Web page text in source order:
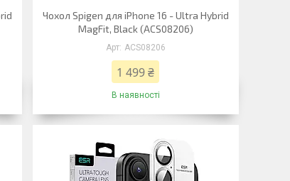
Чохол Spigen для iPhone 16 - Ultra Hybrid
MagFit, Black (ACS08206)
ACS08206
1 499 ₴
В наявності